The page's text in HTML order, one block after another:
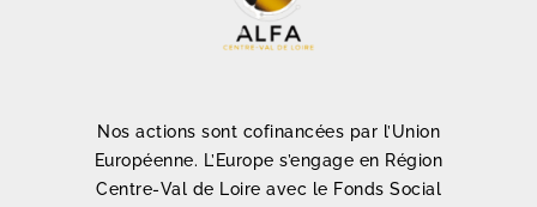
Nos actions sont cofinancées par l’Union
Européenne. L’Europe s’engage en Région
Centre-Val de Loire avec le Fonds Social